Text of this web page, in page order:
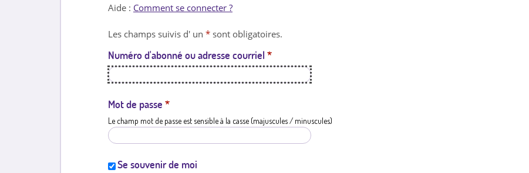
l
e
Aide : Comment se connecter ?
Les champs suivis d' un * sont obligatoires.
Numéro d'abonné ou adresse courriel *
Mot de passe *
Le champ mot de passe est sensible à la casse (majuscules / minuscules)
Se souvenir de moi